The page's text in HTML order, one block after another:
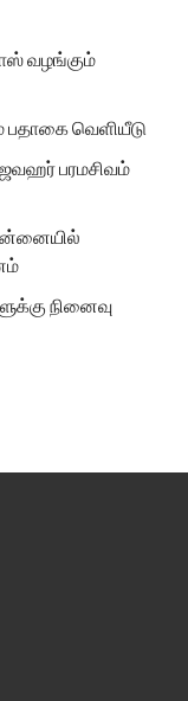
வழங்கும்
பதாகை வெளியீடு
பரமசிவம்
நினைவு